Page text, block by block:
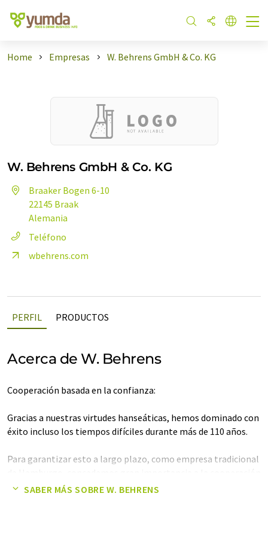
Home Empresas W. Behrens GmbH & Co. KG
W. Behrens GmbH & Co. KG
Braaker Bogen 6-10
22145 Braak
Alemania
Teléfono
wbehrens.com
PERFIL PRODUCTOS
Acerca de W. Behrens
Cooperación basada en la confianza:
Gracias a nuestras virtudes hanseáticas, hemos dominado con
éxito incluso los tiempos difíciles durante más de 110 años.
Para garantizar esto a largo plazo, como empresa tradicional
estrecha y confiada con nuestros socios comerciales, ya que es
SABER MÁS SOBRE W. BEHRENS